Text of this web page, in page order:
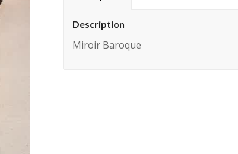
Description
Miroir Baroque